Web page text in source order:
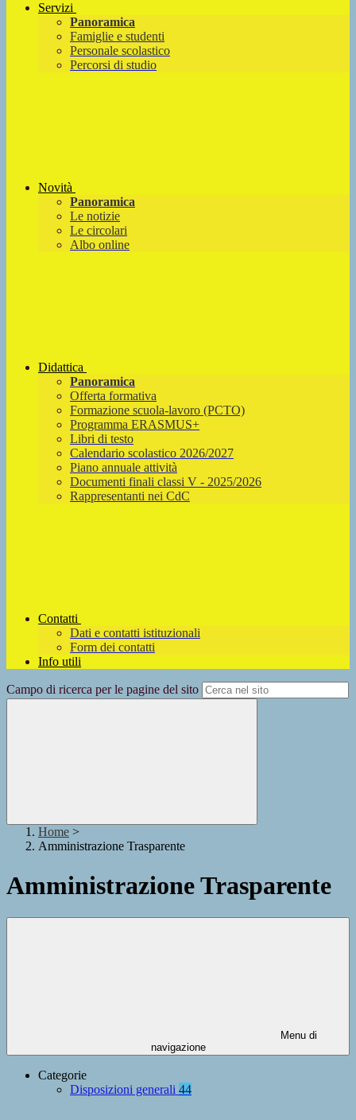
Servizi
Panoramica
Famiglie e studenti
Personale scolastico
Percorsi di studio
Novità
Panoramica
Le notizie
Le circolari
Albo online
Didattica
Panoramica
Offerta formativa
Formazione scuola-lavoro (PCTO)
Programma ERASMUS+
Libri di testo
Calendario scolastico 2026/2027
Piano annuale attività
Documenti finali classi V - 2025/2026
Rappresentanti nei CdC
Contatti
Dati e contatti istituzionali
Form dei contatti
Info utili
Campo di ricerca per le pagine del sito
Home >
Amministrazione Trasparente
Amministrazione Trasparente
Menu di
navigazione
Categorie
Disposizioni generali 44